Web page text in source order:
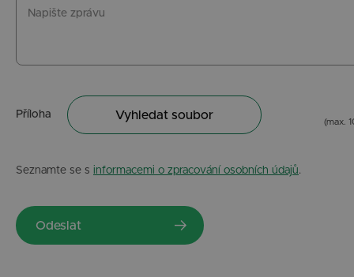
Příloha Vyhledat soubor (max.
Seznamte se s informacemi o zpracování osobních údajů.